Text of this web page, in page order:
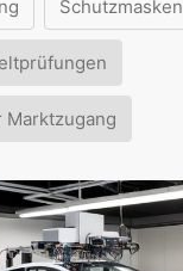
Schutzmasken
Marktzugang